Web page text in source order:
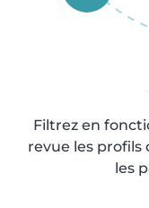
Filtrez en
revue les profils
les